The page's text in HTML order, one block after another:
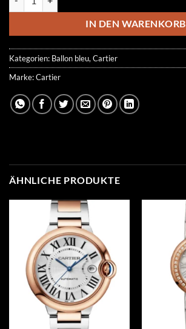
499.00 €269.00 €.
IN DEN WARENKORB
Kategorien: Ballon bleu, Cartier
Marke:Cartier
ÄHNLICHE PRODUKTE